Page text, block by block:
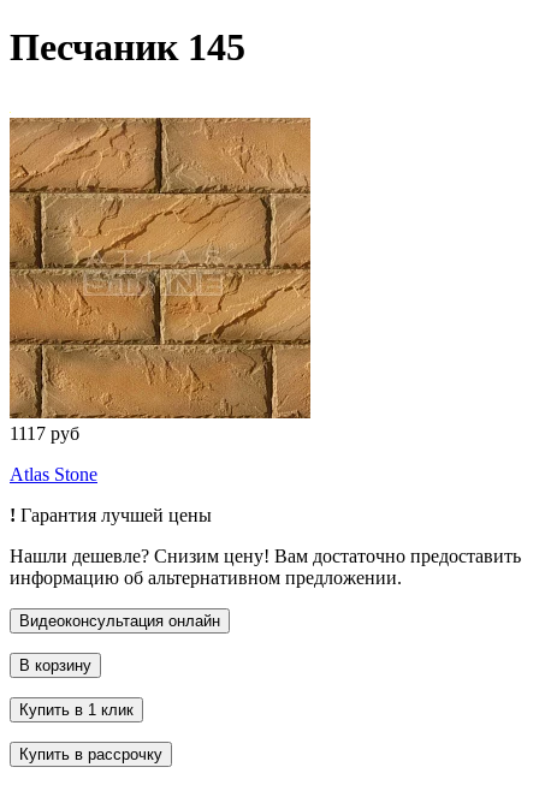
Песчаник 145
1117 руб
Atlas Stone
! Гарантия лучшей цены
Нашли дешевле? Снизим цену! Вам достаточно предоставить
информацию об альтернативном предложении.